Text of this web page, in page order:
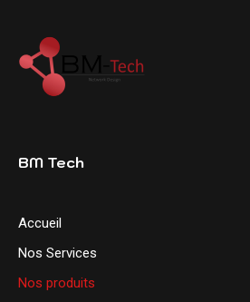
BM Tech
Accueil
Nos Services
Nos produits